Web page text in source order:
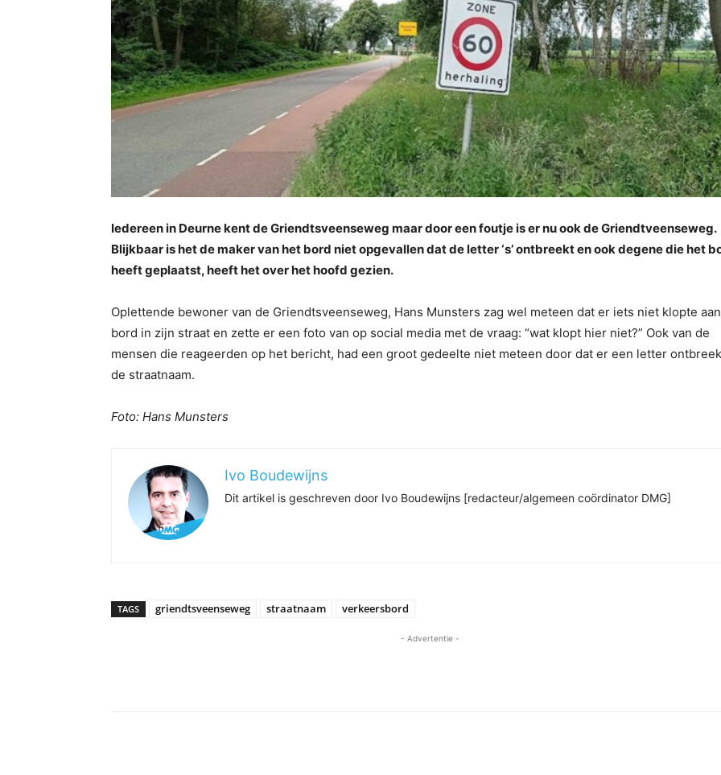
Iedereen in Deurne kent de Griendtsveenseweg maar door een foutje is er nu ook de Griendtveenseweg.
Blijkbaar is het de maker van het bord niet opgevallen dat de letter ‘s’ ontbreekt en ook degene die het
heeft geplaatst, heeft het over het hoofd gezien.
Oplettende bewoner van de Griendtsveenseweg, Hans Munsters zag wel meteen dat er iets niet klopte
bord in zijn straat en zette er een foto van op social media met de vraag: “wat klopt hier niet?” Ook van de
mensen die reageerden op het bericht, had een groot gedeelte niet meteen door dat er een letter
de straatnaam.
Foto: Hans Munsters
Ivo Boudewijns
Dit artikel is geschreven door Ivo Boudewijns [redacteur/algemeen coördinator DMG]
TAGS griendtsveenseweg straatnaam verkeersbord
- Advertentie -